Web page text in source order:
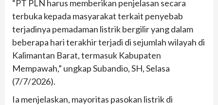
“PT PLN harus memberikan penjelasan secara
terbuka kepada masyarakat terkait penyebab
terjadinya pemadaman listrik bergilir yang dalam
beberapa hari terakhir terjadi di sejumlah wilayah di
Kalimantan Barat, termasuk Kabupaten
Mempawah,” ungkap Subandio, SH, Selasa
(7/7/2026).
Ia menjelaskan, mayoritas pasokan listrik di